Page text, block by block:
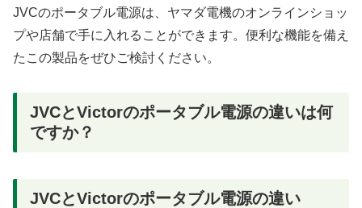
JVCのポータブル電源は、ヤマダ電機のオンラインショッ
プや店舗で手に入れることができます。便利な機能を備え
たこの製品をぜひご検討ください。
JVCとVictorのポータブル電源の違いは何
ですか？
JVCとVictorのポータブル電源の違い